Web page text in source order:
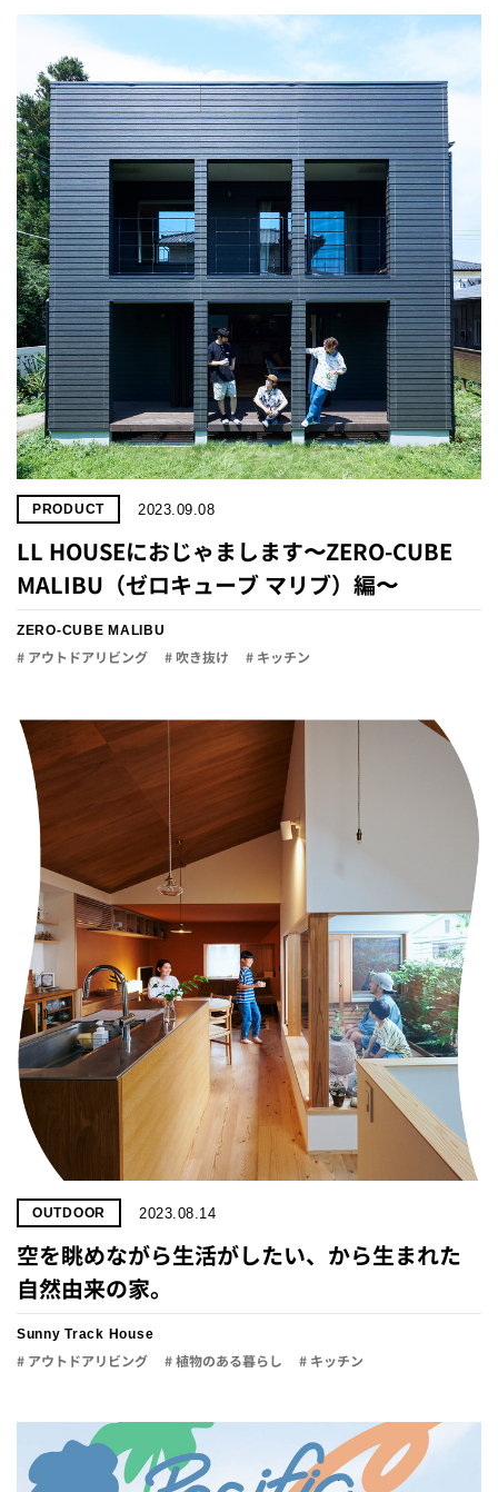
PRODUCT 2023.09.08
LL HOUSEにおじゃまします〜ZERO-CUBE
MALIBU（ゼロキューブ マリブ）編〜
ZERO-CUBE MALIBU
# アウトドアリビング # 吹き抜け # キッチン
OUTDOOR 2023.08.14
空を眺めながら生活がしたい、から生まれた
自然由来の家。
Sunny Track House
# アウトドアリビング # 植物のある暮らし # キッチン